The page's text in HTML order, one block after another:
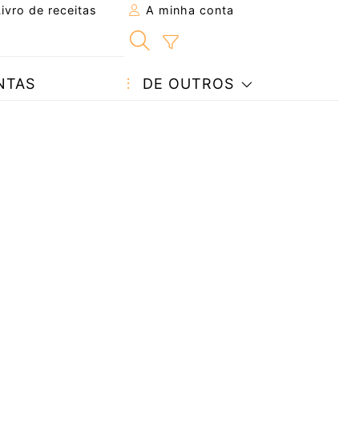
de receitas A minha conta
DE OUTROS
a um amigo
páginao autor da receita
esta receita? Compartilhe